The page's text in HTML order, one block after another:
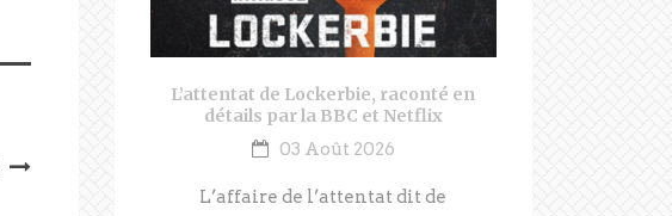
L’attentat de Lockerbie, raconté en
détails par la BBC et Netflix
03 Août 2026
L’affaire de l’attentat dit de